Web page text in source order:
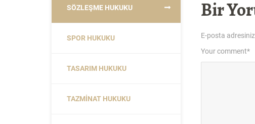
Bir
E-posta
Your comment*
SÖZLEŞME HUKUKU
SPOR HUKUKU
TASARIM HUKUKU
TAZMINAT HUKUKU